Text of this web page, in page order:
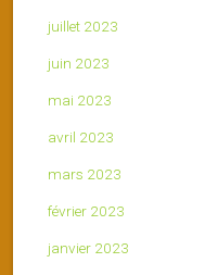
juillet 2023
juin 2023
mai 2023
avril 2023
mars 2023
février 2023
janvier 2023